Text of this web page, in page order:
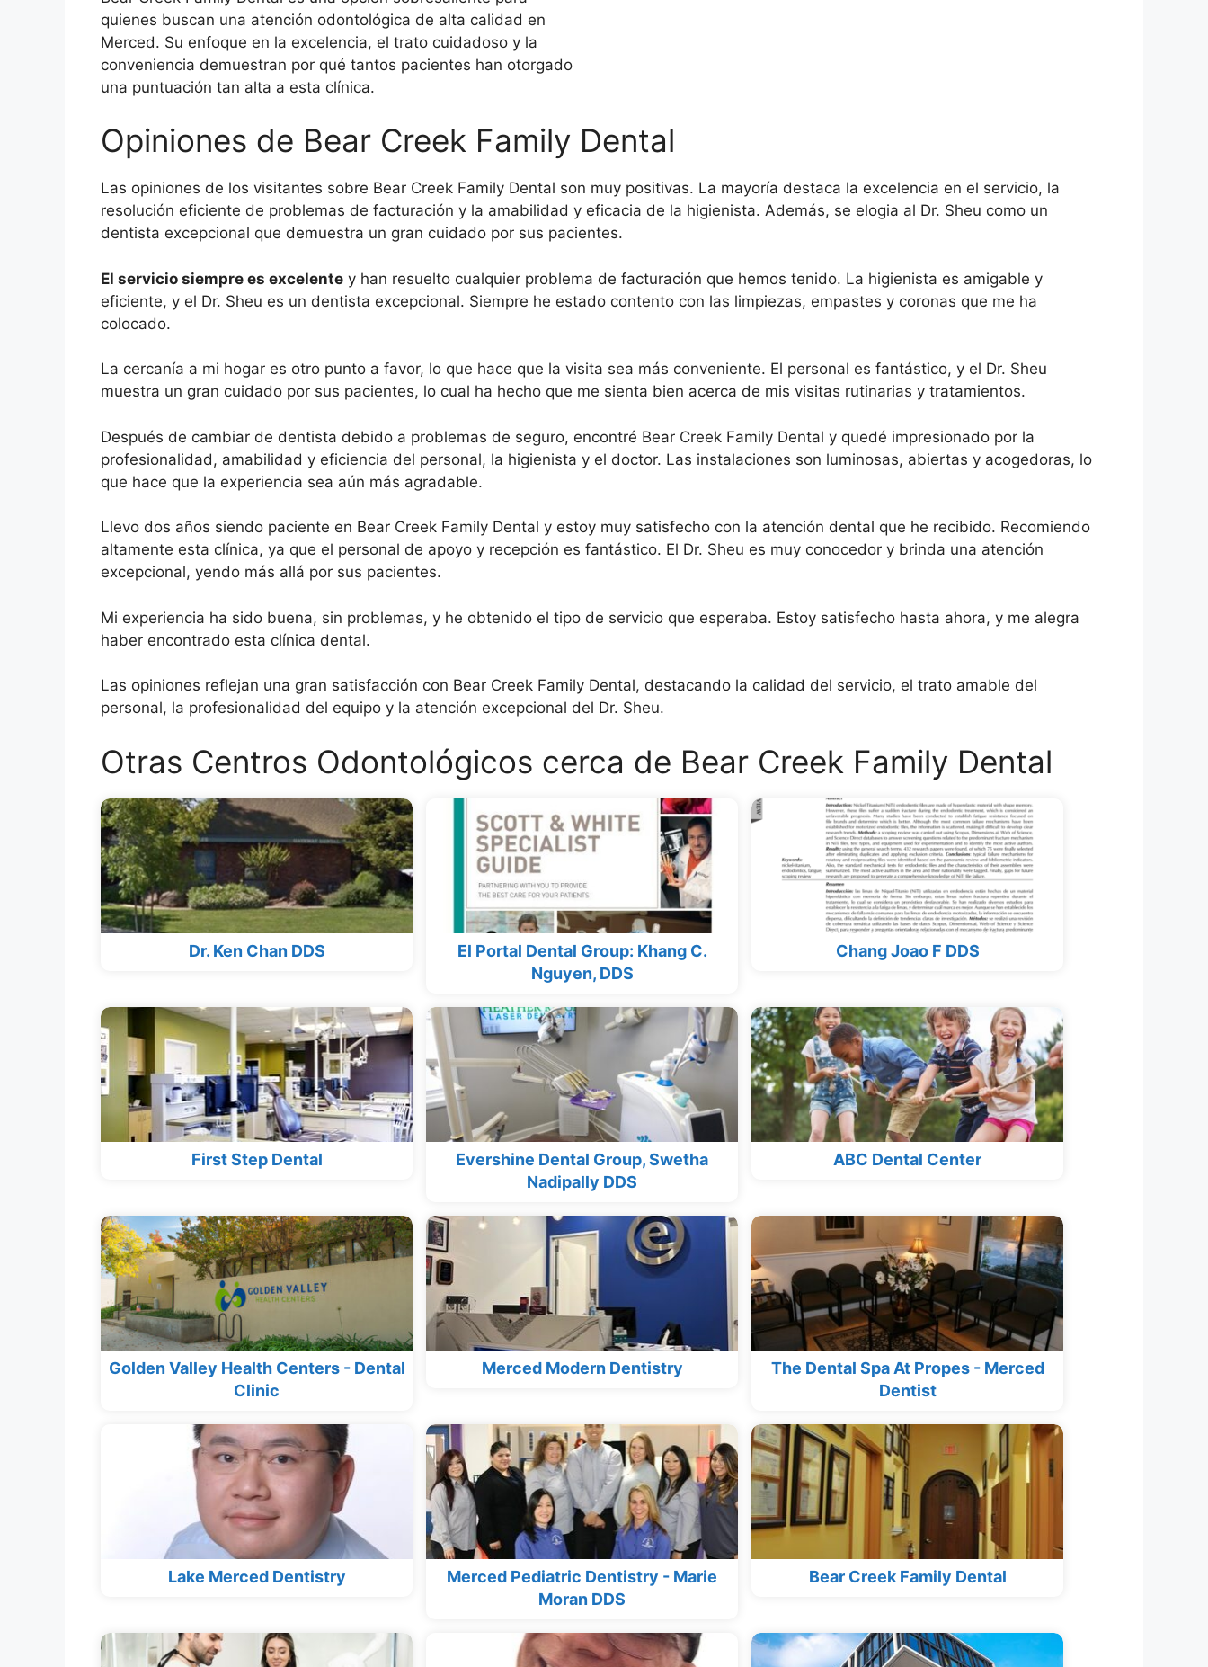
quienes buscan una atención odontológica de alta calidad en
Merced. Su enfoque en la excelencia, el trato cuidadoso y la
conveniencia demuestran por qué tantos pacientes han otorgado
una puntuación tan alta a esta clínica.
Opiniones de Bear Creek Family Dental
Las opiniones de los visitantes sobre Bear Creek Family Dental son muy positivas. La mayoría destaca la excelencia en el servicio, la
resolución eficiente de problemas de facturación y la amabilidad y eficacia de la higienista. Además, se elogia al Dr. Sheu como un
dentista excepcional que demuestra un gran cuidado por sus pacientes.
El servicio siempre es excelente y han resuelto cualquier problema de facturación que hemos tenido. La higienista es amigable y
eficiente, y el Dr. Sheu es un dentista excepcional. Siempre he estado contento con las limpiezas, empastes y coronas que me ha
colocado.
La cercanía a mi hogar es otro punto a favor, lo que hace que la visita sea más conveniente. El personal es fantástico, y el Dr. Sheu
muestra un gran cuidado por sus pacientes, lo cual ha hecho que me sienta bien acerca de mis visitas rutinarias y tratamientos.
Después de cambiar de dentista debido a problemas de seguro, encontré Bear Creek Family Dental y quedé impresionado por la
profesionalidad, amabilidad y eficiencia del personal, la higienista y el doctor. Las instalaciones son luminosas, abiertas y acogedoras, lo
que hace que la experiencia sea aún más agradable.
Llevo dos años siendo paciente en Bear Creek Family Dental y estoy muy satisfecho con la atención dental que he recibido. Recomiendo
altamente esta clínica, ya que el personal de apoyo y recepción es fantástico. El Dr. Sheu es muy conocedor y brinda una atención
excepcional, yendo más allá por sus pacientes.
Mi experiencia ha sido buena, sin problemas, y he obtenido el tipo de servicio que esperaba. Estoy satisfecho hasta ahora, y me alegra
haber encontrado esta clínica dental.
Las opiniones reflejan una gran satisfacción con Bear Creek Family Dental, destacando la calidad del servicio, el trato amable del
personal, la profesionalidad del equipo y la atención excepcional del Dr. Sheu.
Otras Centros Odontológicos cerca de Bear Creek Family Dental
Dr. Ken Chan DDS
El Portal Dental Group: Khang C.
Nguyen, DDS
Chang Joao F DDS
First Step Dental
Evershine Dental Group, Swetha
Nadipally DDS
ABC Dental Center
Golden Valley Health Centers - Dental
Clinic
Merced Modern Dentistry
The Dental Spa At Propes - Merced
Dentist
Lake Merced Dentistry
Merced Pediatric Dentistry - Marie
Moran DDS
Bear Creek Family Dental